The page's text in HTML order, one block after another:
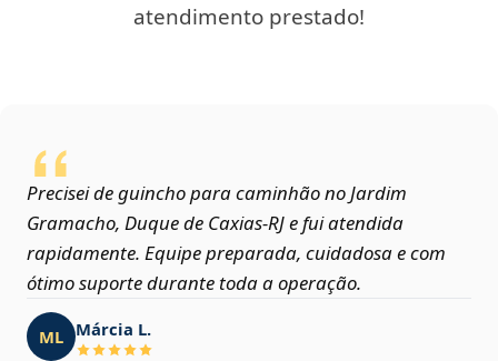
atendimento prestado!
Precisei de guincho para caminhão no Jardim
Gramacho, Duque de Caxias‑RJ e fui atendida
rapidamente. Equipe preparada, cuidadosa e com
ótimo suporte durante toda a operação.
ML Márcia L.